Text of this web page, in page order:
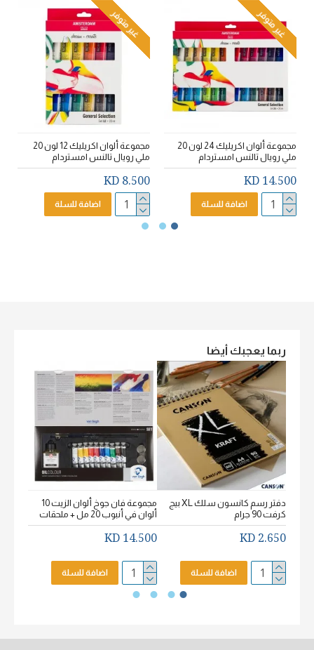
غير متوفر
مجموعة ألوان اكريليك 24 لون 20
ملي رويال تالنس امستردام
14.500 KD
اضافة للسلة
غير متوفر
مجموعة ألوان اكريليك 12 لون 20
ملي رويال تالنس امستردام
8.500 KD
اضافة للسلة
ربما يعجبك أيضا
دفتر رسم كانسون سلك XL بيج
كرفت 90 جرام
2.650 KD
اضافة للسلة
مجموعة فان جوخ ألوان الزيت 10
ألوان في أنبوب 20 مل + ملحقات
14.500 KD
اضافة للسلة